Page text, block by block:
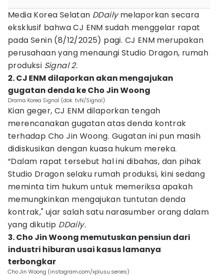
Media Korea Selatan DDailymelaporkan secara
eksklusif bahwa CJ ENM sudah menggelar rapat
pada Senin (8/12/2025) pagi. CJ ENM merupakan
perusahaan yang menaungi Studio Dragon, rumah
produksi Signal 2.
2. CJ ENM dilaporkan akan mengajukan
gugatan denda ke Cho Jin Woong
Drama Korea Signal (dok. tvN/Signal)
Kian geger, CJ ENM dilaporkan tengah
merencanakan gugatan atas denda kontrak
terhadap Cho Jin Woong. Gugatan ini pun masih
didiskusikan dengan kuasa hukum mereka.
“Dalam rapat tersebut hal ini dibahas, dan pihak
Studio Dragon selaku rumah produksi, kini sedang
meminta tim hukum untuk memeriksa apakah
memungkinkan mengajukan tuntutan denda
kontrak," ujar salah satu narasumber orang dalam
yang dikutip DDaily.
3. Cho Jin Woong memutuskan pensiun dari
industri hiburan usai kasus lamanya
terbongkar
Cho Jin Woong (instagram.com/xplusu.series)